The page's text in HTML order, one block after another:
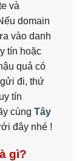
và
domain
vào danh
tín hoặc
quả có
đi, thứ
tín
cùng Tây
đây nhé !
gì?